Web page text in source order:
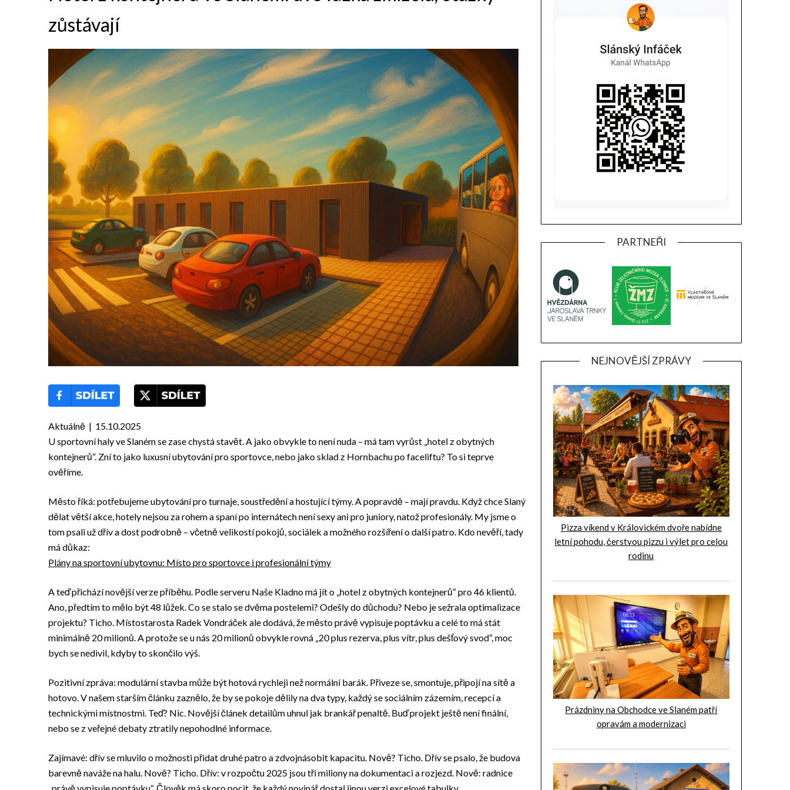
zůstávají
Aktuálně | 15.10.2025
U sportovní haly ve Slaném se zase chystá stavět. A jako obvykle to není nuda – má tam vyrůst „hotel z obytných
kontejnerů“. Zní to jako luxusní ubytování pro sportovce, nebo jako sklad z Hornbachu po faceliftu? To si teprve
ověříme.
Město říká: potřebujeme ubytování pro turnaje, soustředění a hostující týmy. A popravdě – mají pravdu. Když chce Slaný
dělat větší akce, hotely nejsou za rohem a spaní po internátech není sexy ani pro juniory, natož profesionály. My jsme o
tom psali už dřív a dost podrobně – včetně velikostí pokojů, sociálek a možného rozšíření o další patro. Kdo nevěří, tady
má důkaz:
Plány na sportovní ubytovnu: Místo pro sportovce i profesionální týmy
A teď přichází novější verze příběhu. Podle serveru Naše Kladno má jít o „hotel z obytných kontejnerů“ pro 46 klientů.
Ano, předtím to mělo být 48 lůžek. Co se stalo se dvěma postelemi? Odešly do důchodu? Nebo je sežrala optimalizace
projektu? Ticho. Místostarosta Radek Vondráček ale dodává, že město právě vypisuje poptávku a celé to má stát
minimálně 20 milionů. A protože se u nás 20 milionů obvykle rovná „20 plus rezerva, plus vítr, plus dešťový svod“, moc
bych se nedivil, kdyby to skončilo výš.
Pozitivní zpráva: modulární stavba může být hotová rychleji než normální barák. Přiveze se, smontuje, připojí na sítě a
hotovo. V našem starším článku zaznělo, že by se pokoje dělily na dva typy, každý se sociálním zázemím, recepcí a
technickými místnostmi. Teď? Nic. Novější článek detailům uhnul jak brankář penaltě. Buď projekt ještě není finální,
nebo se z veřejné debaty ztratily nepohodlné informace.
Zajímavé: dřív se mluvilo o možnosti přidat druhé patro a zdvojnásobit kapacitu. Nově? Ticho. Dřív se psalo, že budova
barevně naváže na halu. Nově? Ticho. Dřív: v rozpočtu 2025 jsou tři miliony na dokumentaci a rozjezd. Nově: radnice
PARTNEŘI
NEJNOVĚJŠÍ ZPRÁVY
Pizza víkend v Královickém dvoře nabídne
letní pohodu, čerstvou pizzu i výlet pro celou
rodinu
Prázdniny na Obchodce ve Slaném patří
opravám a modernizaci